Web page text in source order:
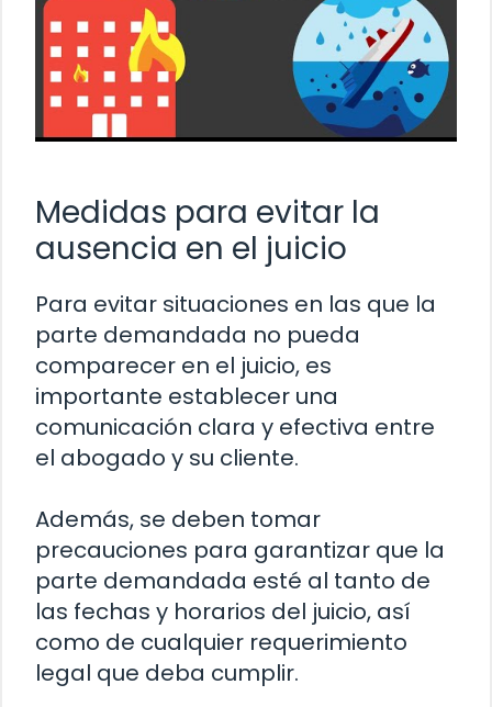
Medidas para evitar la
ausencia en el juicio
Para evitar situaciones en las que la
parte demandada no pueda
comparecer en el juicio, es
importante establecer una
comunicación clara y efectiva entre
el abogado y su cliente.
Además, se deben tomar
precauciones para garantizar que la
parte demandada esté al tanto de
las fechas y horarios del juicio, así
como de cualquier requerimiento
legal que deba cumplir.